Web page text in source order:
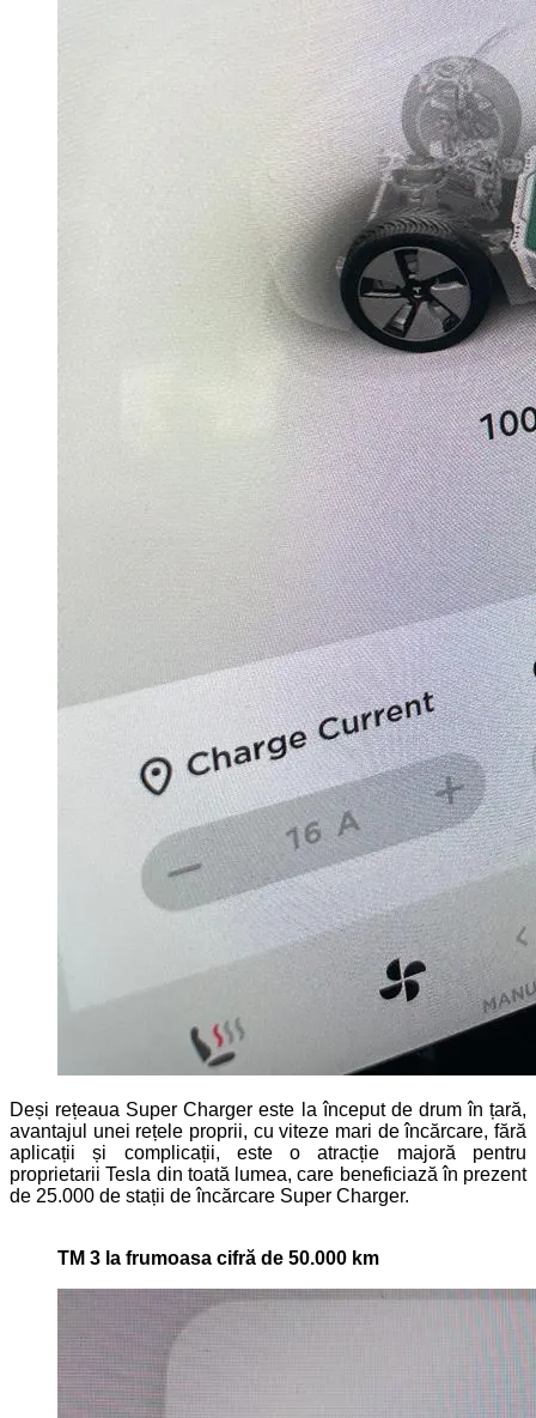
Deși rețeaua Super Charger este la început de drum în țară,
avantajul unei rețele proprii, cu viteze mari de încărcare, fără
aplicații și complicații, este o atracție majoră pentru
proprietarii Tesla din toată lumea, care beneficiază în prezent
de 25.000 de stații de încărcare Super Charger.
TM 3 la frumoasa cifră de 50.000 km